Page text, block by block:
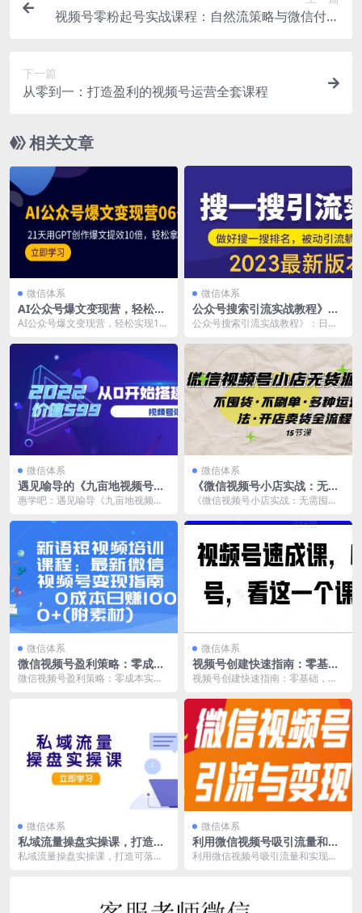
视频号零粉起号实战课程：自然流策略与微信付费
下一篇
从零到一：打造盈利的视频号运营全套课程
相关文章
微信体系
AI公众号爆文变现营，轻松实
现10w+的爆文产出
AI公众号爆文变现营，轻松实现10
营》借助G...
微信体系
公众号搜索引流实战教程》：
日均吸引200+
公众号搜索引流实战教程》：日均
课》以其独特魅...
微信体系
遇见喻导的《九亩地视频号课
程》：零基础教程，教您如何
惠学吧：遇见喻导《九亩地视频号
训课程视频内容介绍...
微信体系
《微信视频号小店实战：无需
囤货、不刷单的多种运营策
《微信视频号小店实战：无需囤
信视频号小店无货源实...
微信体系
微信视频号盈利策略：零成本
实现日赚1000+
微信视频号盈利策略：零成本实现
微信体系
视频号创建快速指南：零基
础，一课搞定
视频号创建快速指南：零基础，一
步，轻松起号，仅此...
微信体系
私域流量操盘实操课，打造可
落地的私域引流策略到成交变
私域流量操盘实操课，打造可落地
微信体系
利用微信视频号吸引流量和实
现盈利：多种创新盈利策略助
利用微信视频号吸引流量和实现盈